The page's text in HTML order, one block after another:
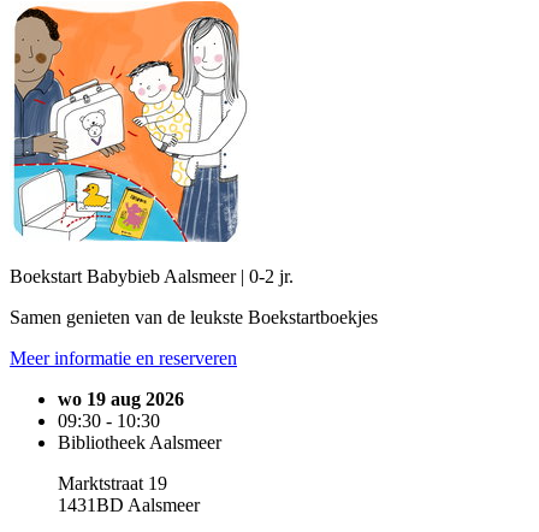
Boekstart Babybieb Aalsmeer | 0-2 jr.
Samen genieten van de leukste Boekstartboekjes
Meer informatie en reserveren
wo 19 aug 2026
09:30 - 10:30
Bibliotheek Aalsmeer
Marktstraat 19
1431BD Aalsmeer